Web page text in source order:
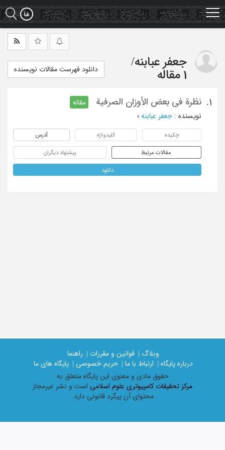
Skip
to
main
جعفر عبابنه/
1 مقاله
دانلود فهرست مقالات نویسنده
1. نظرة فی بعض الأوزان الصرفیة
مقاله
نویسنده : جعفر عبابنه ؛
چکیده کلیدواژه آدرس
مقالات مرتبط پیشنهاد دیگران
دانلود
وبلاگ | قوانین و مقررات |
راهنما
درباره پایگاه |
ارتباط با ما | حریم خصوصی |
پایگاه های ما
حقوق مادی و معنوی اين پايگاه متعلق به
مرکز تحقیقات کامپیوتری علوم اسلامی است و نشر غیرمجاز
محتوای آن پیگرد قانونی دارد.